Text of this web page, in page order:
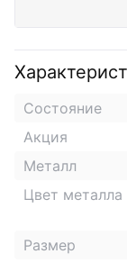
Состояние
Акция
Металл
Цвет металла
Размер